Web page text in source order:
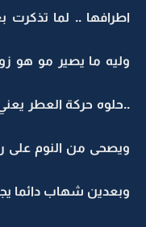
اطرافها .. لما
وليه ما يصير مو هو
..حلوه حركة العطر
ويصحى من النوم على
وبعدين شهاب دائما